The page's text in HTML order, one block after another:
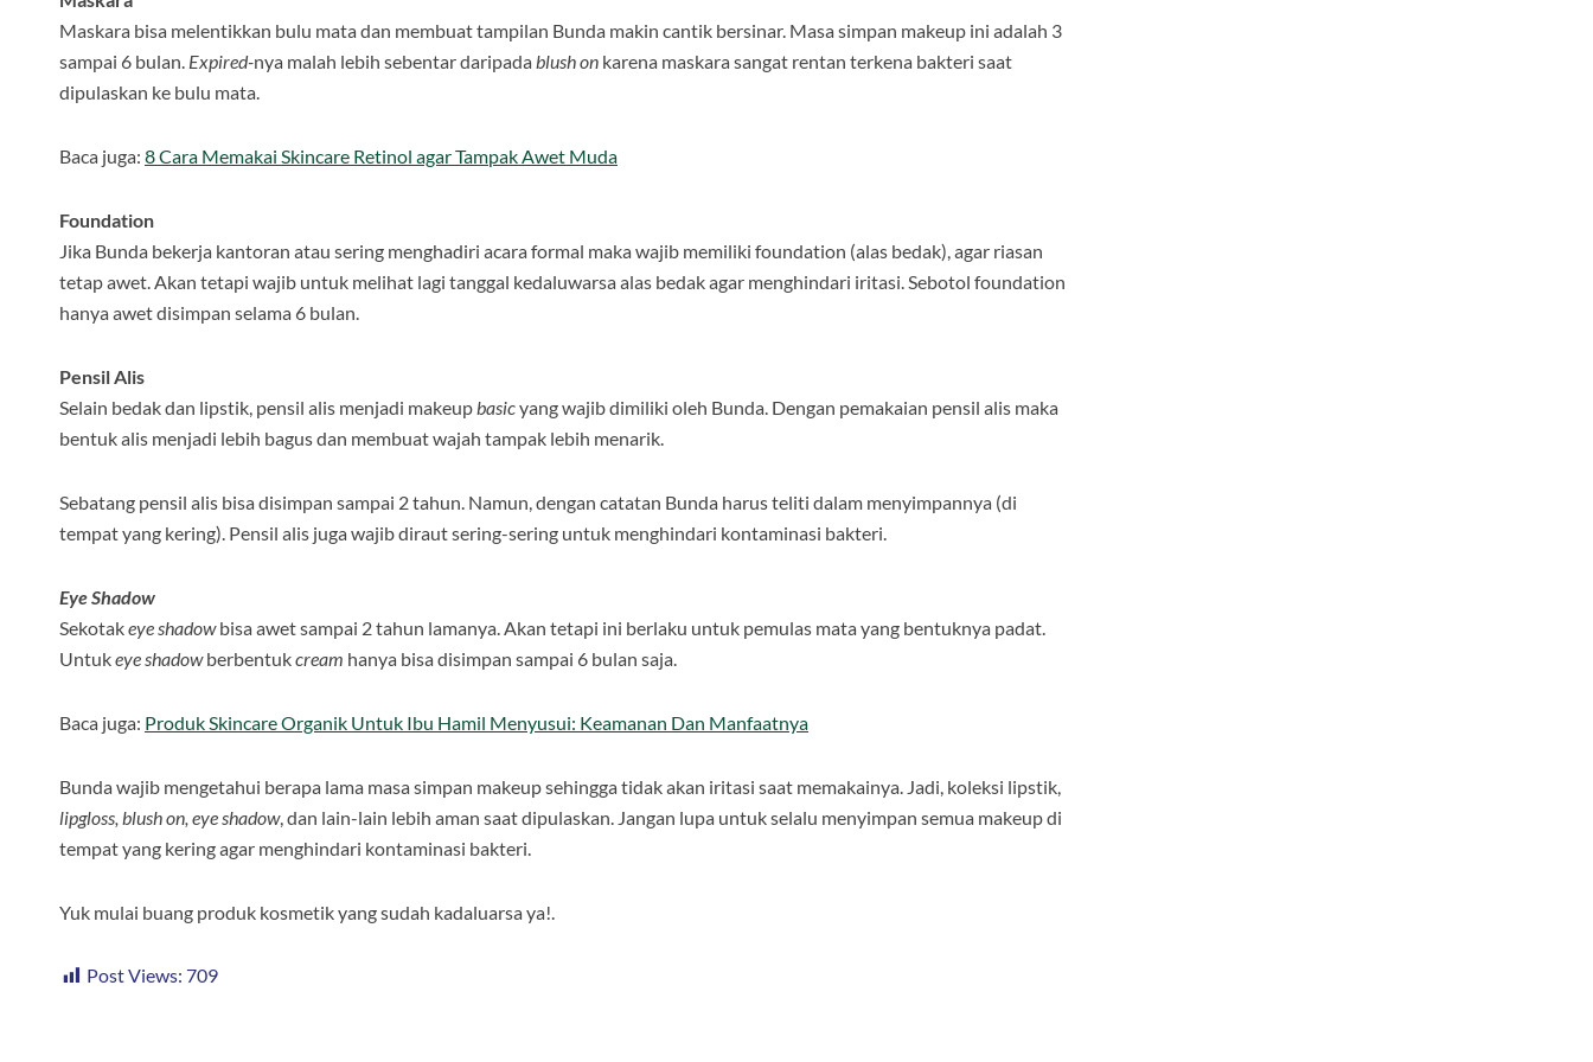
Maskara bisa melentikkan bulu mata dan membuat tampilan Bunda makin cantik bersinar. Masa simpan makeup ini adalah 3
sampai 6 bulan. Expired-nya malah lebih sebentar daripadablush on karena maskara sangat rentan terkena bakteri saat
dipulaskan ke bulu mata.
Baca juga: 8 Cara Memakai Skincare Retinol agar Tampak Awet Muda
Foundation
Jika Bunda bekerja kantoran atau sering menghadiri acara formal maka wajib memiliki foundation (alas bedak), agar riasan
tetap awet. Akan tetapi wajib untuk melihat lagi tanggal kedaluwarsa alas bedak agar menghindari iritasi. Sebotol foundation
hanya awet disimpan selama 6 bulan.
Pensil Alis
Selain bedak dan lipstik, pensil alis menjadi makeupbasicyang wajib dimiliki oleh Bunda. Dengan pemakaian pensil alis maka
bentuk alis menjadi lebih bagus dan membuat wajah tampak lebih menarik.
Sebatang pensil alis bisa disimpan sampai 2 tahun. Namun, dengan catatan Bunda harus teliti dalam menyimpannya (di
tempat yang kering). Pensil alis juga wajib diraut sering-sering untuk menghindari kontaminasi bakteri.
Eye Shadow
Sekotakeye shadowbisa awet sampai 2 tahun lamanya. Akan tetapi ini berlaku untuk pemulas mata yang bentuknya padat.
Untukeye shadowberbentukcream hanya bisa disimpan sampai 6 bulan saja.
Baca juga: Produk Skincare Organik Untuk Ibu Hamil Menyusui: Keamanan Dan Manfaatnya
Bunda wajib mengetahui berapa lama masa simpan makeup sehingga tidak akan iritasi saat memakainya. Jadi, koleksi lipstik,
lipgloss, blush on, eye shadow, dan lain-lain lebih aman saat dipulaskan. Jangan lupa untuk selalu menyimpan semua makeup di
tempat yang kering agar menghindari kontaminasi bakteri.
Yuk mulai buang produk kosmetik yang sudah kadaluarsa ya!.
Post Views: 709